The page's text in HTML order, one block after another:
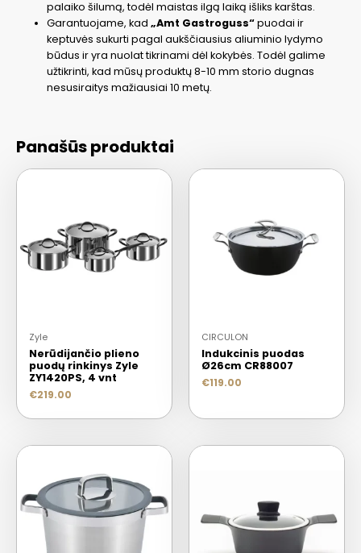
palaiko šilumą, todėl maistas ilgą laiką išliks karštas.
Garantuojame, kad„Amt Gastroguss“puodai ir
keptuvės sukurti pagal aukščiausius aliuminio lydymo
būdus ir yra nuolat tikrinami dėl kokybės. Todėl galime
užtikrinti, kad mūsų produktų 8-10 mm storio dugnas
nesusiraitys mažiausiai 10 metų.
Panašūs produktai
Zyle
Nerūdijančio plieno
puodų rinkinys Zyle
ZY1420PS, 4 vnt
€219.00
CIRCULON
Indukcinis puodas
Ø26cm CR88007
€119.00